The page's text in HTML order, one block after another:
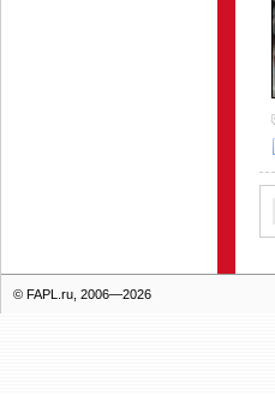
© FAPL.ru, 2006—2026